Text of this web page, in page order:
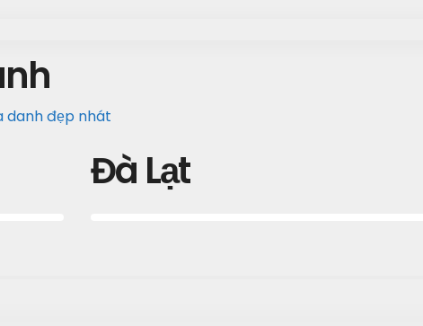
danh đẹp nhát
Đà Lạt